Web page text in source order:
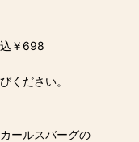
￥698
ください。
ールスバーグの